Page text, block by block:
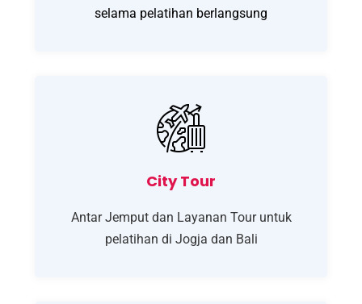
selama pelatihan berlangsung
City Tour
Antar Jemput dan Layanan Tour untuk
pelatihan di Jogja dan Bali